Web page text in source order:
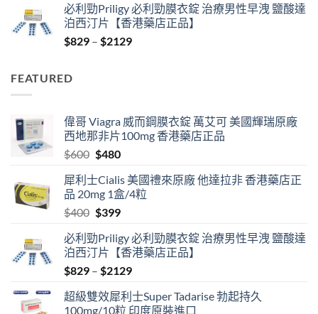
was:
$400.
is:
$399.
必利勁Priligy 必利勁膜衣錠 治療男性早洩 鹽酸達
泊西汀片【香港藥店正品】
$829 – $2129Price
FEATURED
偉哥 Viagra 威而鋼膜衣錠 萬艾可 美國輝瑞原廠
西地那非片100mg 香港藥店正品
$600 Original
was:
$600.
$480Current
is:
$480.
犀利士Cialis 美國禮來原廠 他達拉非 香港藥店正
品 20mg 1盒/4粒
$400 Original
was:
$400.
$399Current
is:
$399.
必利勁Priligy 必利勁膜衣錠 治療男性早洩 鹽酸達
泊西汀片【香港藥店正品】
$829 – $2129Price
$829
超級雙效犀利士Super Tadarise 勃起持久
100mg/10粒 印度原裝進口